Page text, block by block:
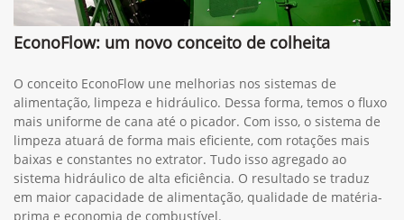
EconoFlow: um novo conceito de colheita
O conceito EconoFlow une melhorias nos sistemas de
alimentação, limpeza e hidráulico. Dessa forma, temos o fluxo
mais uniforme de cana até o picador. Com isso, o sistema de
limpeza atuará de forma mais eficiente, com rotações mais
baixas e constantes no extrator. Tudo isso agregado ao
sistema hidráulico de alta eficiência. O resultado se traduz
em maior capacidade de alimentação, qualidade de matéria-
prima e economia de combustível.